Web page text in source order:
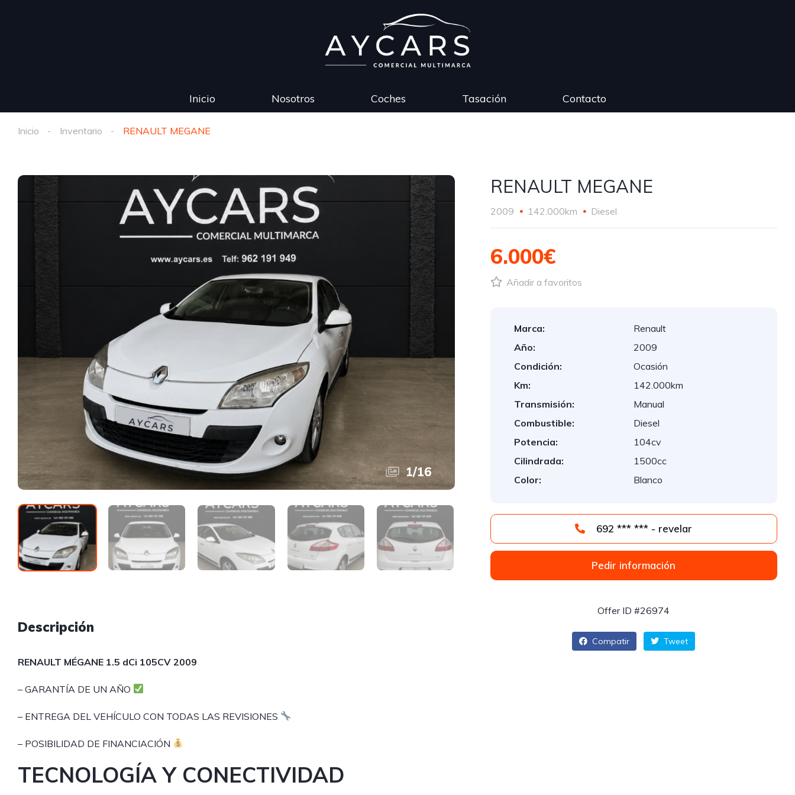
Inicio Nosotros Coches Tasación Contacto
Inicio Inventario RENAULT MEGANE
1/16
Descripción
RENAULT MÉGANE 1.5 dCi 105CV 2009
– GARANTÍA DE UN AÑO
– ENTREGA DEL VEHÍCULO CON TODAS LAS REVISIONES
– POSIBILIDAD DE FINANCIACIÓN
TECNOLOGÍA Y CONECTIVIDAD
RENAULT MEGANE
2009 142.000km Diesel
6.000€
Añadir a favoritos
Marca:
Renault
Año:
2009
Condición:
Ocasión
Km:
142.000km
Transmisión:
Manual
Combustible:
Diesel
Potencia:
104cv
Cilindrada:
1500cc
Color:
Blanco
692 *** *** - revelar
Pedir información
Offer ID #26974
Compatir Tweet